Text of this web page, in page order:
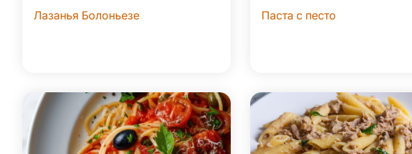
Лазанья Болоньезе Паста с песто